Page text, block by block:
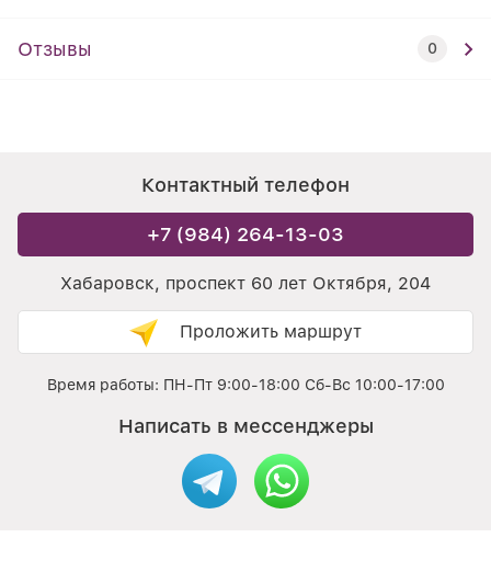
Отзывы 0
Контактный телефон
+7 (984) 264-13-03
Хабаровск, проспект 60 лет Октября, 204
Проложить маршрут
Время работы: ПН-Пт 9:00-18:00 Сб-Вс 10:00-17:00
Написать в мессенджеры